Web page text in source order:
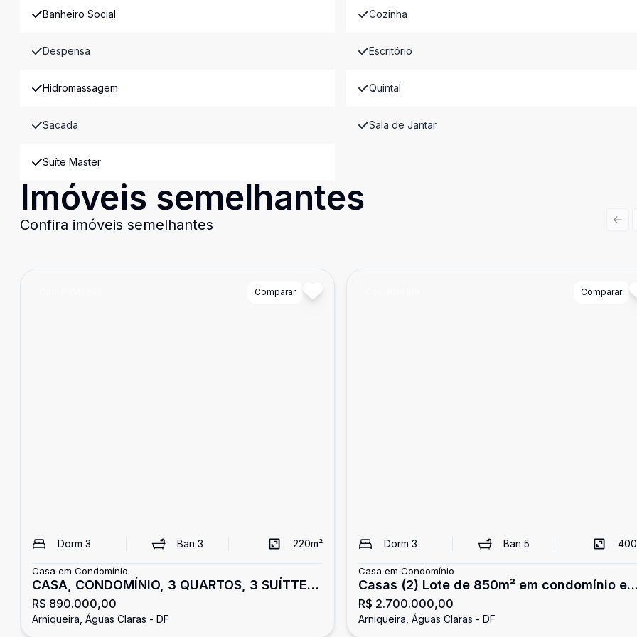
Banheiro Social Cozinha
Despensa Escritório
Hidromassagem Quintal
Sacada Sala de Jantar
Suíte Master
Imóveis semelhantes
Confira imóveis semelhantes
Comparar
Dorm 3 Ban3 220m²
Casa em Condomínio
CASA, CONDOMÍNIO, 3 QUARTOS, 3 SUÍTTES,
NÃO FINANCIA, NÃO ACEIITTAA FGTS,
ARNIQUEIRAS
R$ 890.000,00
Arniqueira, Águas Claras - DF
Comparar
Dorm 3 Ban 5 400
Casa em Condomínio
Casas (2) Lote de 850m² em condomínio
Arniqueiras, Casa nova e outra reformada,
Aceita permuta
R$ 2.700.000,00
Arniqueira, Águas Claras - DF